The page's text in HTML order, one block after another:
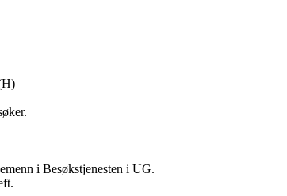
i Besøkstjenesten i UG.